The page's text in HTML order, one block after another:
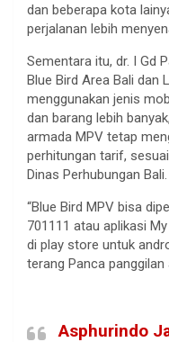
dan beberapa kota
perjalanan lebih
Sementara itu, dr. I Gd
Blue Bird Area Bali dan
menggunakan jenis
dan barang lebih
armada MPV tetap
perhitungan tarif,
Dinas Perhubungan Bali.
“Blue Bird MPV bisa
701111 atau aplikasi
di play store untuk
terang Panca panggilan
Asphurindo